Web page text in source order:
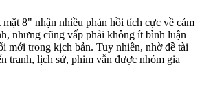
8" nhận nhiều phản hồi tích cực về cảm
nhưng cũng vấp phải không ít bình luận
mới trong kịch bản. Tuy nhiên, nhờ đề tài
tranh, lịch sử, phim vẫn được nhóm gia